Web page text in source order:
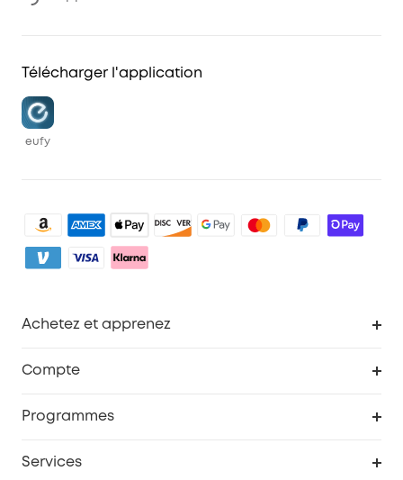
Télécharger l'application
eufy
Achetez et apprenez
Compte
Programmes
Services